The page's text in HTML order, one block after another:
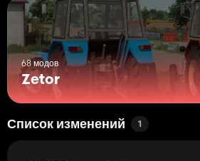
68 модов
Zetor
Список изменений 1